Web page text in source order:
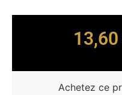
13,60
Achetez ce